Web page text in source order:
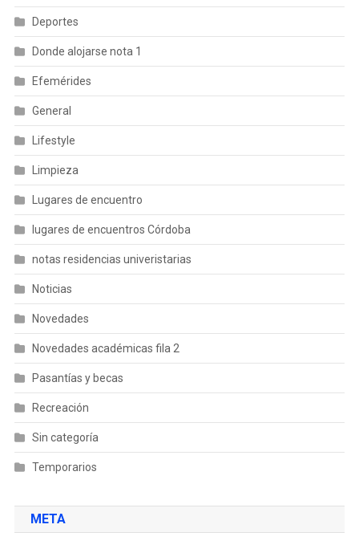
Deportes
Donde alojarse nota 1
Efemérides
General
Lifestyle
Limpieza
Lugares de encuentro
lugares de encuentros Córdoba
notas residencias univeristarias
Noticias
Novedades
Novedades académicas fila 2
Pasantías y becas
Recreación
Sin categoría
Temporarios
META